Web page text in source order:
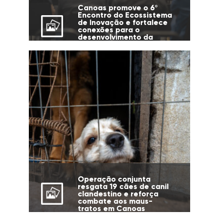
Canoas promove o 6º
Encontro do Ecossistema
de Inovação e fortalece
conexões para o
desenvolvimento da
Operação conjunta
resgata 19 cães de canil
clandestino e reforça
combate aos maus-
tratos em Canoas